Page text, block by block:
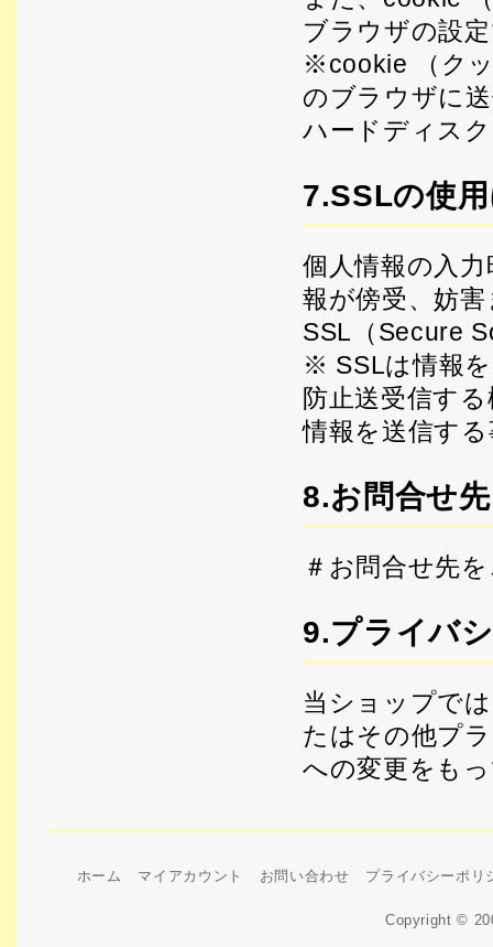
ブラウザの設
※cookie （ク
のブラウザに
ハードディス
7.SSLの使
個人情報の入
報が傍受、妨
SSL（Secure
※ SSLは情報
防止送受信す
情報を送信す
8.お問合せ先
＃お問合せ先
9.プライバ
当ショップで
たはその他プ
への変更をも
ホーム マイアカウント お問い合わせ プライバシーポリ
Copyright ©